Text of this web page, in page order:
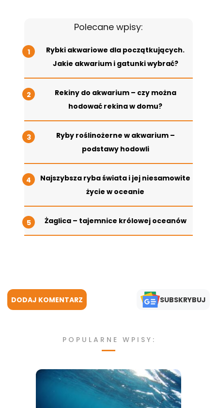
Polecane wpisy:
Rybki akwariowe dla początkujących.
Jakie akwarium i gatunki wybrać?
Rekiny do akwarium – czy można
hodować rekina w domu?
Ryby roślinożerne w akwarium –
podstawy hodowli
Najszybsza ryba świata i jej niesamowite
życie w oceanie
Żaglica – tajemnice królowej oceanów
DODAJ KOMENTARZ SUBSKRYBUJ
POPULARNE WPISY: